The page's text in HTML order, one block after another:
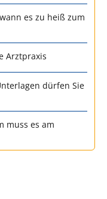
es zu heiß zum
Arztpraxis
dürfen Sie
muss es am